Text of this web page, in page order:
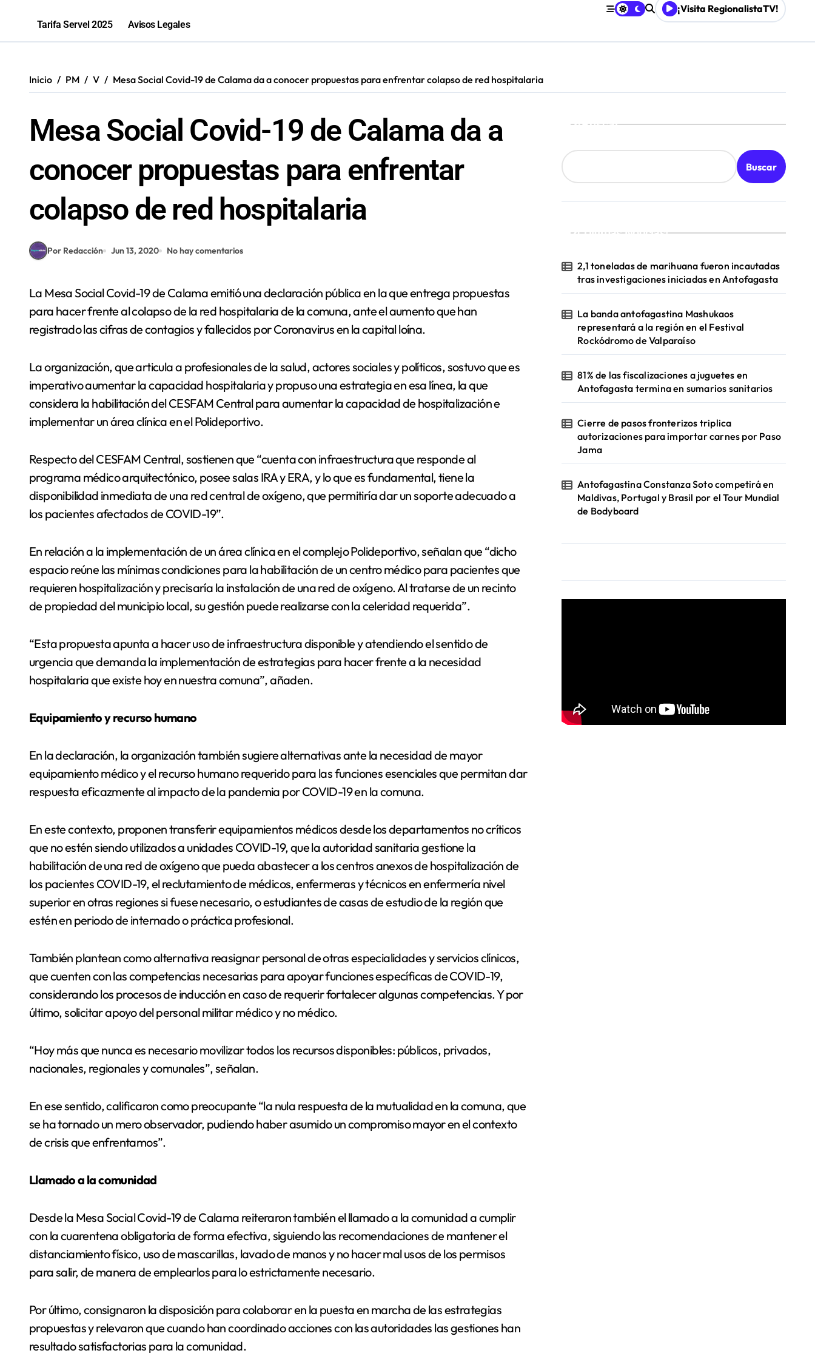
Tarifa Servel 2025 Avisos Legales
¡Visita RegionalistaTV!
Inicio PM V Mesa Social Covid-19 de Calama da a conocer propuestas para enfrentar colapso de red hospitalaria
Mesa Social Covid-19 de Calama da a
conocer propuestas para enfrentar
colapso de red hospitalaria
Por Redacción Jun 13, 2020 No hay comentarios
La Mesa Social Covid-19 de Calama emitió una declaración pública en la que entrega propuestas
para hacer frente al colapso de la red hospitalaria de la comuna, ante el aumento que han
registrado las cifras de contagios y fallecidos por Coronavirus en la capital loína.
La organización, que articula a profesionales de la salud, actores sociales y políticos, sostuvo que es
imperativo aumentar la capacidad hospitalaria y propuso una estrategia en esa línea, la que
considera la habilitación del CESFAM Central para aumentar la capacidad de hospitalización e
implementar un área clínica en el Polideportivo.
Respecto del CESFAM Central, sostienen que “cuenta con infraestructura que responde al
programa médico arquitectónico, posee salas IRA y ERA, y lo que es fundamental, tiene la
disponibilidad inmediata de una red central de oxígeno, que permitiría dar un soporte adecuado a
los pacientes afectados de COVID-19”.
En relación a la implementación de un área clínica en el complejo Polideportivo, señalan que “dicho
espacio reúne las mínimas condiciones para la habilitación de un centro médico para pacientes que
requieren hospitalización y precisaría la instalación de una red de oxígeno. Al tratarse de un recinto
de propiedad del municipio local, su gestión puede realizarse con la celeridad requerida”.
“Esta propuesta apunta a hacer uso de infraestructura disponible y atendiendo el sentido de
urgencia que demanda la implementación de estrategias para hacer frente a la necesidad
hospitalaria que existe hoy en nuestra comuna”, añaden.
Equipamiento y recurso humano
En la declaración, la organización también sugiere alternativas ante la necesidad de mayor
equipamiento médico y el recurso humano requerido para las funciones esenciales que permitan dar
respuesta eficazmente al impacto de la pandemia por COVID-19 en la comuna.
En este contexto, proponen transferir equipamientos médicos desde los departamentos no críticos
que no estén siendo utilizados a unidades COVID-19, que la autoridad sanitaria gestione la
habilitación de una red de oxígeno que pueda abastecer a los centros anexos de hospitalización de
los pacientes COVID-19, el reclutamiento de médicos, enfermeras y técnicos en enfermería nivel
superior en otras regiones si fuese necesario, o estudiantes de casas de estudio de la región que
estén en periodo de internado o práctica profesional.
También plantean como alternativa reasignar personal de otras especialidades y servicios clínicos,
que cuenten con las competencias necesarias para apoyar funciones específicas de COVID-19,
considerando los procesos de inducción en caso de requerir fortalecer algunas competencias. Y por
último, solicitar apoyo del personal militar médico y no médico.
“Hoy más que nunca es necesario movilizar todos los recursos disponibles: públicos, privados,
nacionales, regionales y comunales”, señalan.
En ese sentido, calificaron como preocupante “la nula respuesta de la mutualidad en la comuna, que
se ha tornado un mero observador, pudiendo haber asumido un compromiso mayor en el contexto
de crisis que enfrentamos”.
Llamado a la comunidad
Desde la Mesa Social Covid-19 de Calama reiteraron también el llamado a la comunidad a cumplir
con la cuarentena obligatoria de forma efectiva, siguiendo las recomendaciones de mantener el
distanciamiento físico, uso de mascarillas, lavado de manos y no hacer mal usos de los permisos
para salir, de manera de emplearlos para lo estrictamente necesario.
Por último, consignaron la disposición para colaborar en la puesta en marcha de las estrategias
propuestas y relevaron que cuando han coordinado acciones con las autoridades las gestiones han
resultado satisfactorias para la comunidad.
Buscar
Buscar
¡Ultimas Noticias!
2,1 toneladas de marihuana fueron incautadas
tras investigaciones iniciadas en Antofagasta
La banda antofagastina Mashukaos
representará a la región en el Festival
Rockódromo de Valparaíso
81% de las fiscalizaciones a juguetes en
Antofagasta termina en sumarios sanitarios
Cierre de pasos fronterizos triplica
autorizaciones para importar carnes por Paso
Jama
Antofagastina Constanza Soto competirá en
Maldivas, Portugal y Brasil por el Tour Mundial
de Bodyboard